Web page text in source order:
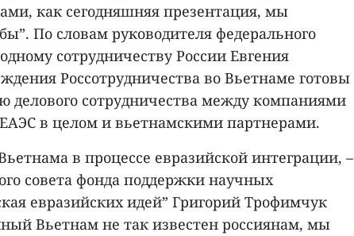
как сегодняшняя презентация, мы
По словам руководителя федерального
сотрудничеству России Евгения
Россотрудничества во Вьетнаме готовы
делового сотрудничества между компаниями
в целом и вьетнамскими партнерами.
в процессе евразийской интеграции, –
совета фонда поддержки научных
евразийских идей” Григорий Трофимчук
Вьетнам не так известен россиянам, мы